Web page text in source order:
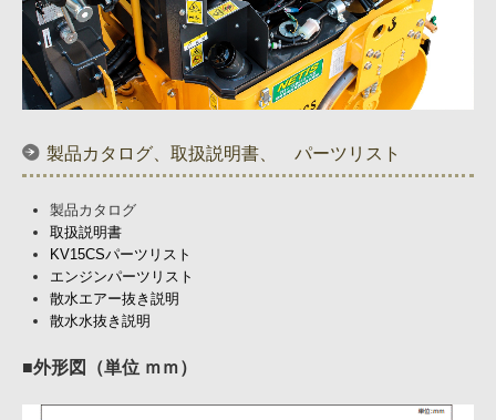
製品カタログ、取扱説明書、 パーツリスト
製品カタログ
取扱説明書
KV15CSパーツリスト
エンジンパーツリスト
散水エアー抜き説明
散水水抜き説明
■外形図（単位 ｍｍ）